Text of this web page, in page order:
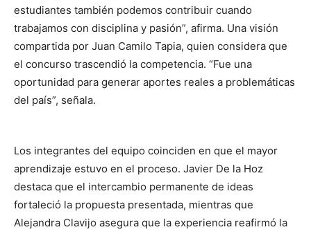
estudiantes también podemos contribuir cuando
trabajamos con disciplina y pasión”, afirma. Una visión
compartida por Juan Camilo Tapia, quien considera que
el concurso trascendió la competencia. “Fue una
oportunidad para generar aportes reales a problemáticas
del país”, señala.
Los integrantes del equipo coinciden en que el mayor
aprendizaje estuvo en el proceso. Javier De la Hoz
destaca que el intercambio permanente de ideas
fortaleció la propuesta presentada, mientras que
Alejandra Clavijo asegura que la experiencia reafirmó la